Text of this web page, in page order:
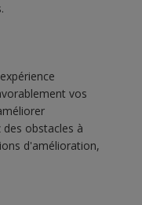
vos
obstacles à
d'amélioration,